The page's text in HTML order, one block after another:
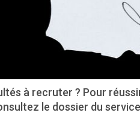
à recruter ? Pour
le dossier du